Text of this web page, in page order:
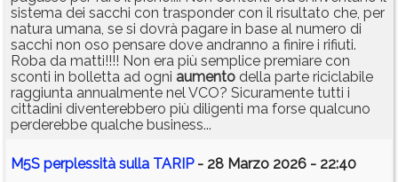
sistema dei sacchi con trasponder con il risultato che, per
natura umana, se si dovrà pagare in base al numero di
sacchi non oso pensare dove andranno a finire i rifiuti.
Roba da matti!!!! Non era più semplice premiare con
sconti in bolletta ad ogni aumento della parte riciclabile
raggiunta annualmente nel VCO? Sicuramente tutti i
cittadini diventerebbero più diligenti ma forse qualcuno
perderebbe qualche business...
M5S perplessità sulla TARIP- 28 Marzo 2026 - 22:40